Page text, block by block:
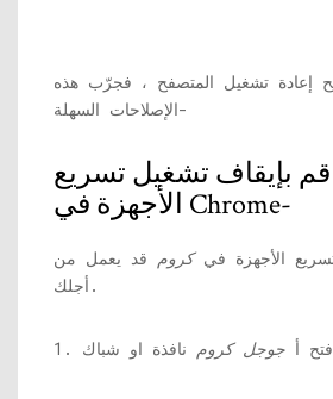
إعادة تشغيل المتصفح ، فجرّب هذه
الإصلاحات السهلة-
الإصلاح -1 قم بإيقاف تشغيل تسريع
الأجهزة في Chrome-
الأجهزة فيكروم قد يعمل من
أجلك.
افتح أ جوجل كروم